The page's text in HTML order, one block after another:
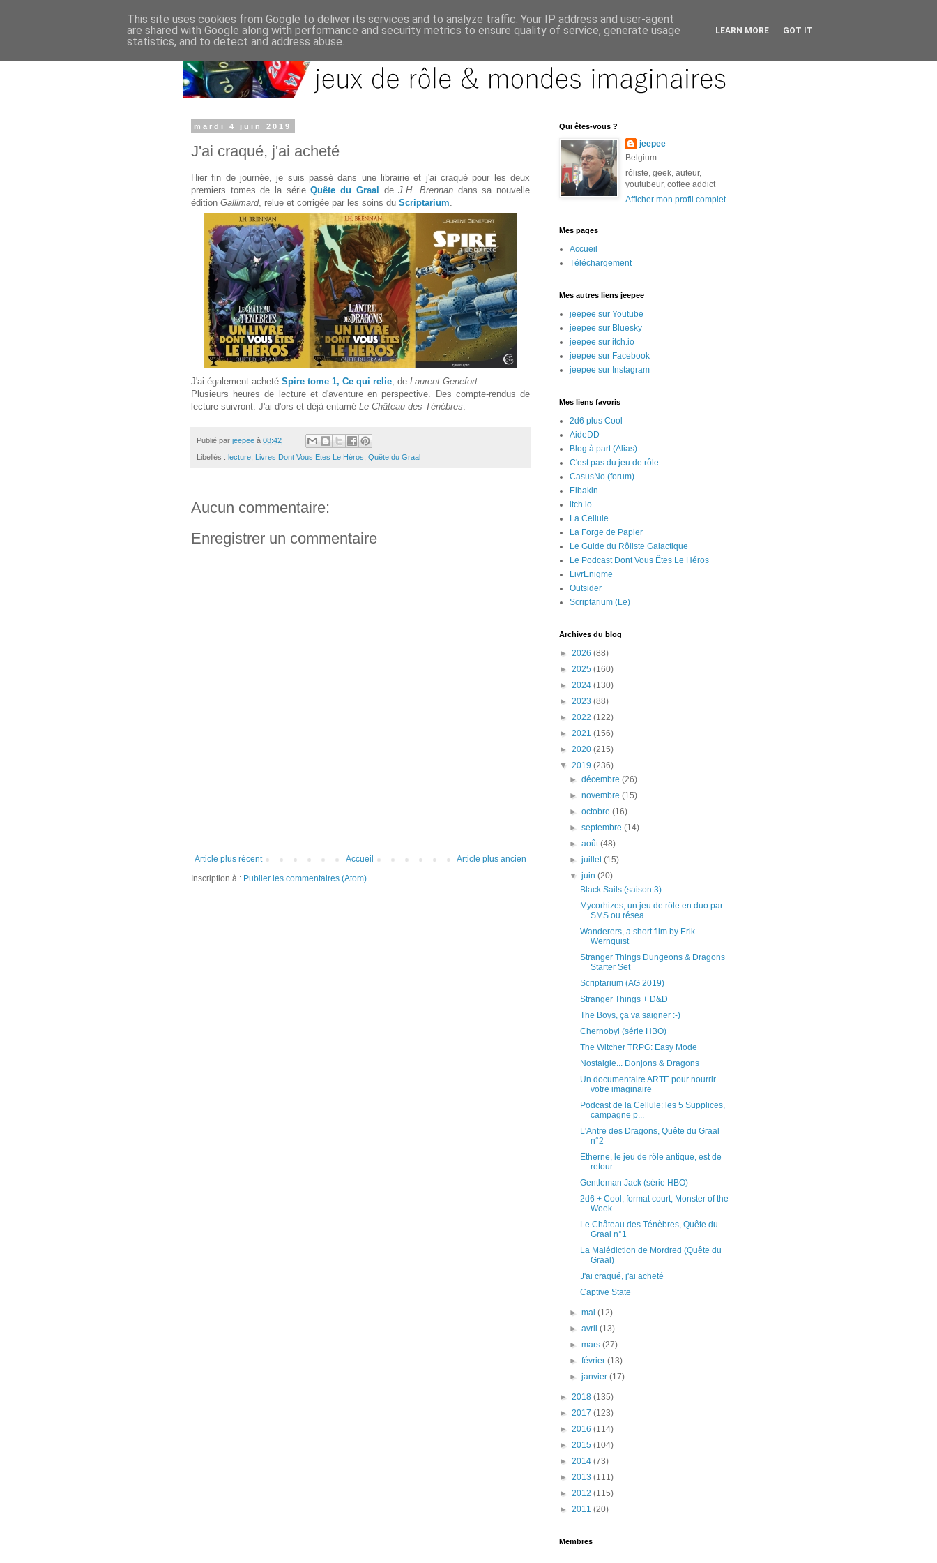
mardi 4 juin 2019
J'ai craqué, j'ai acheté
Hier fin de journée, je suis passé dans une librairie et j'ai craqué pour les deux
premiers tomes de la sérieQuête du Graal deJ.H. Brennandans sa nouvelle
édition Gallimard, relue et corrigée par les soins du Scriptarium
J'ai également acheté Spire tome 1, Ce qui relie , de Laurent Genefort
Plusieurs heures de lecture et d'aventure en perspective. Des compte-rendus de
lecture suivront. J'ai d'ors et déjà entamé Le Château des Ténèbres
Publié par jeepee à 08:42
Libellés : lecture Livres Dont Vous Etes Le Héros Quête du Graal
Aucun commentaire:
Enregistrer un commentaire
Article plus récent Article plus ancien
Accueil
Inscription à : Publier les commentaires (Atom)
Qui êtes-vous ?
jeepee
Belgium
rôliste, geek, auteur,
youtubeur, coffee addict
Afficher mon profil complet
Mes pages
Accueil
Téléchargement
Mes autres liens jeepee
jeepee sur Youtube
jeepee sur Bluesky
jeepee sur itch.io
jeepee sur Facebook
jeepee sur Instagram
Mes liens favoris
2d6 plus Cool
AideDD
Blog à part (Alias)
C'est pas du jeu de rôle
CasusNo (forum)
Elbakin
itch.io
La Cellule
La Forge de Papier
Le Guide du Rôliste Galactique
Le Podcast Dont Vous Êtes Le Héros
LivrEnigme
Outsider
Scriptarium (Le)
Archives du blog
► 2026 (88)
► 2025 (160)
► 2024 (130)
► 2023 (88)
► 2022 (122)
► 2021 (156)
► 2020 (215)
▼ 2019 (236)
►décembre(26)
►novembre(15)
►octobre(16)
►septembre(14)
►août(48)
►juillet(15)
▼juin(20)
Black Sails (saison 3)
Mycorhizes, un jeu de rôle en duo par
SMS ou résea...
Wanderers, a short film by Erik
Wernquist
Stranger Things Dungeons & Dragons
Starter Set
Scriptarium (AG 2019)
Stranger Things + D&D
The Boys, ça va saigner :-)
Chernobyl (série HBO)
The Witcher TRPG: Easy Mode
Nostalgie... Donjons & Dragons
Un documentaire ARTE pour nourrir
votre imaginaire
Podcast de la Cellule: les 5 Supplices,
campagne p...
L'Antre des Dragons, Quête du Graal
n°2
Etherne, le jeu de rôle antique, est de
retour
Gentleman Jack (série HBO)
2d6 + Cool, format court, Monster of the
Week
Le Château des Ténèbres, Quête du
Graal n°1
La Malédiction de Mordred (Quête du
Graal)
J'ai craqué, j'ai acheté
Captive State
►mai(12)
►avril(13)
►mars(27)
►février(13)
►janvier(17)
► 2018 (135)
► 2017 (123)
► 2016 (114)
► 2015 (104)
► 2014 (73)
► 2013 (111)
► 2012 (115)
► 2011 (20)
Membres
This site uses cookies from Google to deliver its services and to analyze traffic. Your IP address and user-agent
are shared with Google along with performance and security metrics to ensure quality of service, generate usage
statistics, and to detect and address abuse.
LEARN MORE GOT IT